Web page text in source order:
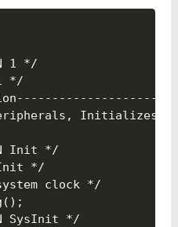
1 */
*/
Initializes
Init */
*/
clock */
SysInit */